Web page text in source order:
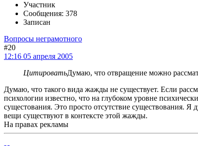
Участник
Сообщения: 378
Записан
Вопросы неграмотного
#20
12:16 05 апреля 2005
ЦитироватьДумаю, что отвращение можно
Думаю, что такого вида жажды не существует. Если
психологии известно, что на глубоком уровне
сущестования. Это просто отсутствие существования.
вещи существуют в контексте этой жажды.
На правах рекламы